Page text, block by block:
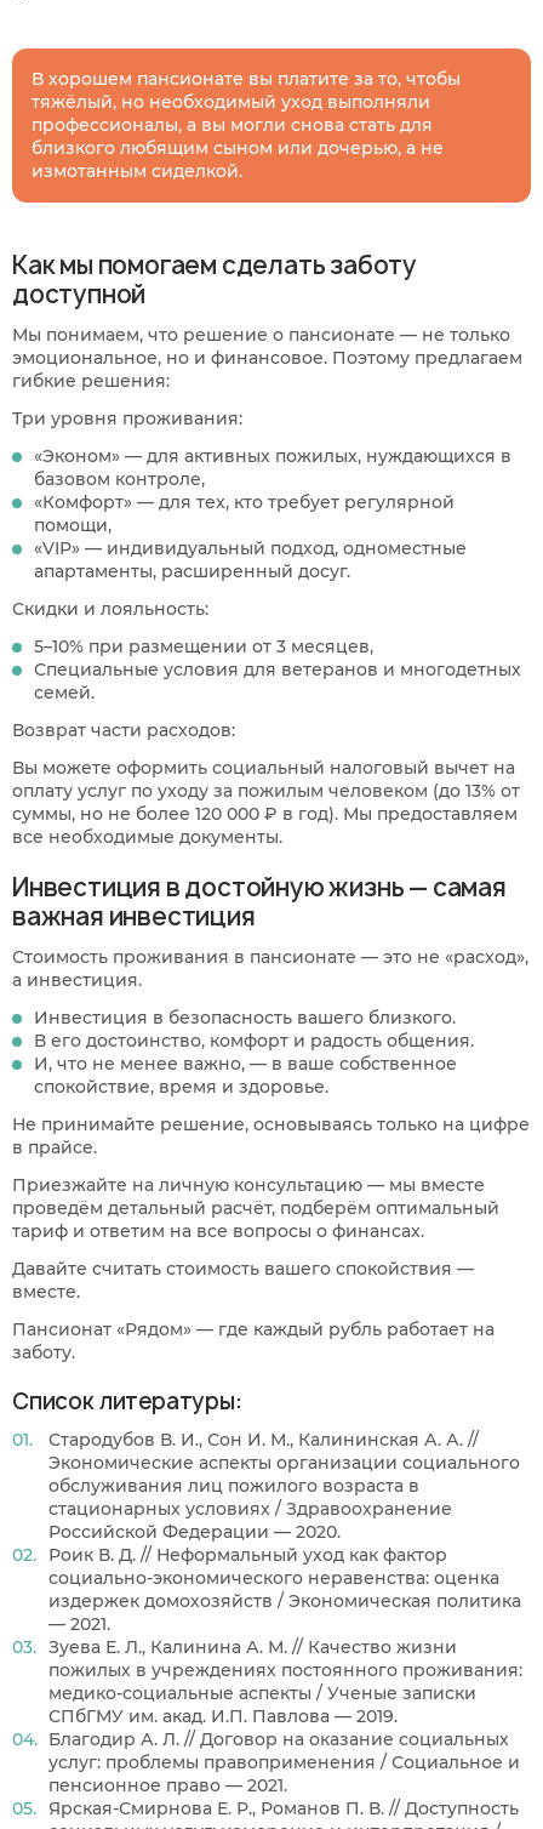
В хорошем пансионате вы платите за то, чтобы
тяжёлый, но необходимый уход выполняли
профессионалы, а вы могли снова стать для
близкого любящим сыном или дочерью, а не
измотанным сиделкой.
Как мы помогаем сделать заботу
доступной
Мы понимаем, что решение о пансионате — не только
эмоциональное, но и финансовое. Поэтому предлагаем
гибкие решения:
Три уровня проживания:
«Эконом» — для активных пожилых, нуждающихся в
базовом контроле,
«Комфорт» — для тех, кто требует регулярной
помощи,
«VIP» — индивидуальный подход, одноместные
апартаменты, расширенный досуг.
Скидки и лояльность:
5–10% при размещении от 3 месяцев,
Специальные условия для ветеранов и многодетных
семей.
Возврат части расходов:
Вы можете оформить социальный налоговый вычет на
оплату услуг по уходу за пожилым человеком (до 13% от
суммы, но не более 120 000 ₽ в год). Мы предоставляем
все необходимые документы.
Инвестиция в достойную жизнь — самая
важная инвестиция
Стоимость проживания в пансионате — это не «расход»,
а инвестиция.
Инвестиция в безопасность вашего близкого.
В его достоинство, комфорт и радость общения.
И, что не менее важно, — в ваше собственное
спокойствие, время и здоровье.
Не принимайте решение, основываясь только на цифре
в прайсе.
Приезжайте на личную консультацию — мы вместе
проведём детальный расчёт, подберём оптимальный
тариф и ответим на все вопросы о финансах.
Давайте считать стоимость вашего спокойствия —
вместе.
Пансионат «Рядом» — где каждый рубль работает на
заботу.
Список литературы:
Стародубов В. И., Сон И. М., Калининская А. А. //
Экономические аспекты организации социального
обслуживания лиц пожилого возраста в
стационарных условиях / Здравоохранение
Российской Федерации — 2020.
Роик В. Д. // Неформальный уход как фактор
социально-экономического неравенства: оценка
издержек домохозяйств / Экономическая политика
— 2021.
Зуева Е. Л., Калинина А. М. // Качество жизни
пожилых в учреждениях постоянного проживания:
медико-социальные аспекты / Ученые записки
СПбГМУ им. акад. И.П. Павлова — 2019.
Благодир А. Л. // Договор на оказание социальных
услуг: проблемы правоприменения / Социальное и
пенсионное право — 2021.
Ярская-Смирнова Е. Р., Романов П. В. // Доступность
Когда планируете размещение в
пансионате?
В ближайшее время
Узнаю информацию на будущее
Предыдущий вопрос
Следующий вопрос
01/07
Нажимая кнопку я соглашаюсь
конфиденциальности и пользовательским
соглашением
Оставить заявку
Нажимая кнопку я соглашаюсьс политикой
конфиденциальности
соглашением
Перезвоните мне
Нажимая кнопку я соглашаюсь
конфиденциальности и пользовательским
соглашением
Записаться
Нажимая кнопку я соглашаюсь
конфиденциальности и пользовательским
соглашением
Записаться